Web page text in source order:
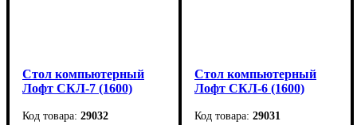
Стол компьютерный
Лофт СКЛ-7 (1600)
29032
Стол компьютерный
Лофт СКЛ-6 (1600)
29031